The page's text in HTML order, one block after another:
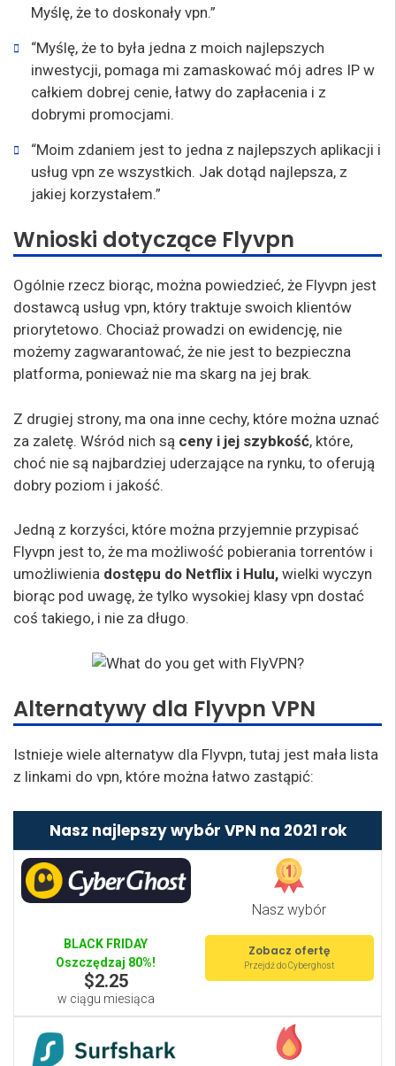
Myślę, że to doskonały vpn.”
“Myślę, że to była jedna z moich najlepszych
inwestycji, pomaga mi zamaskować mój adres IP w
całkiem dobrej cenie, łatwy do zapłacenia i z
dobrymi promocjami.
“Moim zdaniem jest to jedna z najlepszych aplikacji i
usług vpn ze wszystkich. Jak dotąd najlepsza, z
jakiej korzystałem.”
Wnioski dotyczące Flyvpn
Ogólnie rzecz biorąc, można powiedzieć, że Flyvpn jest
dostawcą usług vpn, który traktuje swoich klientów
priorytetowo. Chociaż prowadzi on ewidencję, nie
możemy zagwarantować, że nie jest to bezpieczna
platforma, ponieważ nie ma skarg na jej brak.
Z drugiej strony, ma ona inne cechy, które można uznać
za zaletę. Wśród nich są ceny i jej szybkość, które,
choć nie są najbardziej uderzające na rynku, to oferują
dobry poziom i jakość.
Jedną z korzyści, które można przyjemnie przypisać
Flyvpn jest to, że ma możliwość pobierania torrentów i
umożliwienia dostępu do Netflix i Hulu, wielki wyczyn
biorąc pod uwagę, że tylko wysokiej klasy vpn dostać
coś takiego, i nie za długo.
Alternatywy dla Flyvpn VPN
Istnieje wiele alternatyw dla Flyvpn, tutaj jest mała lista
z linkami do vpn, które można łatwo zastąpić:
Nasz najlepszy wybór VPN na 2021 rok
Nasz wybór
BLACK FRIDAY
Oszczędzaj 80%!
$2.25
w ciągu miesiąca
Zobacz ofertę
Przejdź do Cyberghost